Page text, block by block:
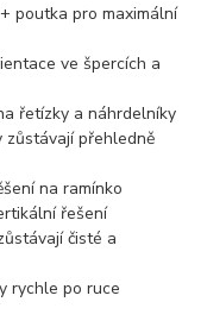
poutka pro maximální
ve špercích a
řetízky a náhrdelníky
zůstávají přehledně
na ramínko
řešení
čisté a
rychle po ruce